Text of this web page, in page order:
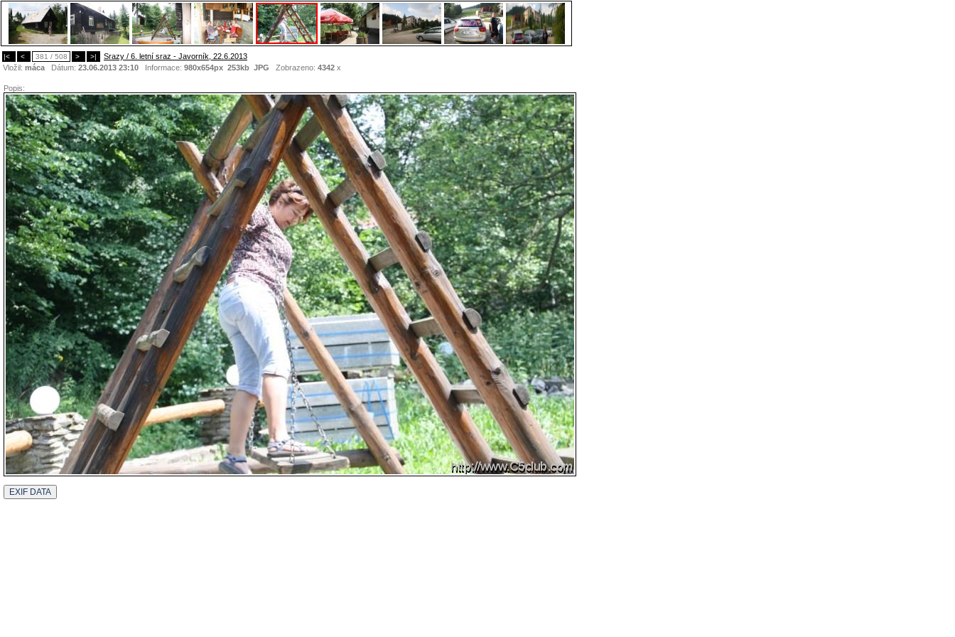
|< < 381 / 508 > >|
Srazy / 6. letní sraz - Javorník, 22.6.2013
Vložil: máca Dátum: 23.06.2013 23:10 Informace: 980x654px 253kb JPG Zobrazeno: 4342 x
Popis: